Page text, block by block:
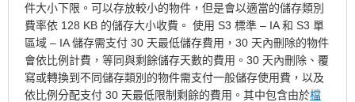
件大小下限。可以存放較小的物件，但是會以適當的儲存類別
費率依 128 KB 的儲存大小收費。 使用 S3 標準 – IA 和 S3 單
區域 – IA 儲存需支付 30 天最低儲存費用，30 天內刪除的物件
會依比例計費，等同與剩餘儲存天數的費用。30 天內刪除、覆
寫或轉換到不同儲存類別的物件需支付一般儲存使用費，以及
依比例分配支付 30 天最低限制剩餘的費用。其中包含由於檔